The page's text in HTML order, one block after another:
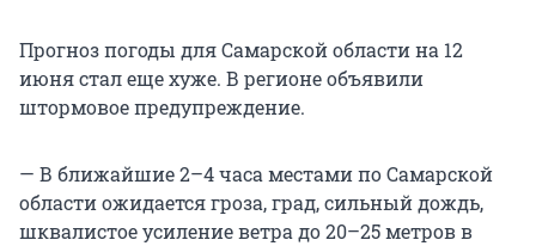
Прогноз погоды для Самарской области на 12
июня стал еще хуже. В регионе объявили
штормовое предупреждение.
— В ближайшие 2–4 часа местами по Самарской
области ожидается гроза, град, сильный дождь,
шквалистое усиление ветра до 20–25 метров в